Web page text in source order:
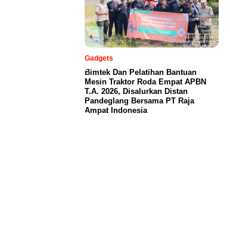
Gadgets
Bimtek Dan Pelatihan Bantuan
Mesin Traktor Roda Empat APBN
T.A. 2026, Disalurkan Distan
Pandeglang Bersama PT Raja
Ampat Indonesia